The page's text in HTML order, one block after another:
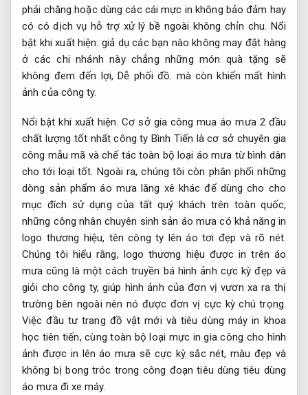
phải chăng hoặc dùng các cái mực in không bảo đảm hay
có có dịch vụ hỗ trợ xử lý bề ngoài không chỉn chu. Nổi
bật khi xuất hiện. giả dụ các bạn nào không may đặt hàng
ở các chi nhánh này chẳng những món quà tặng sẽ
không đem đến lợi,Dễ phối đồ. mà còn khiến mất hình
ảnh của công ty.
Nổi bật khi xuất hiện. Cơ sở gia công mua áo mưa 2 đầu
chất lượng tốt nhất công ty Bình Tiến là cơ sở chuyên gia
công mẫu mã và chế tác toàn bộ loại áo mưa từ bình dân
cho tới loại tốt. Ngoài ra, chúng tôi còn phân phối những
dòng sản phẩm áo mưa lăng xê khác để dùng cho cho
mục đích sử dụng của tất quý khách trên toàn quốc,
những công nhân chuyên sinh sản áo mưa có khả năng in
logo thương hiệu, tên công ty lên áo tơi đẹp và rõ nét.
Chúng tôi hiểu rằng, logo thương hiệu được in trên áo
mưa cũng là một cách truyền bá hình ảnh cực kỳ đẹp và
giỏi cho công ty, giúp hình ảnh của đơn vị vươn xa ra thị
trường bên ngoài nên nó được đơn vị cực kỳ chú trọng.
Việc đầu tư trang đồ vật mới và tiêu dùng máy in khoa
học tiên tiến, cùng toàn bộ loại mực in gia công cho hình
ảnh được in lên áo mưa sẽ cực kỳ sắc nét, màu đẹp và
không bị bong tróc trong công đoạn tiêu dùng tiêu dùng
áo mưa đi xe máy.